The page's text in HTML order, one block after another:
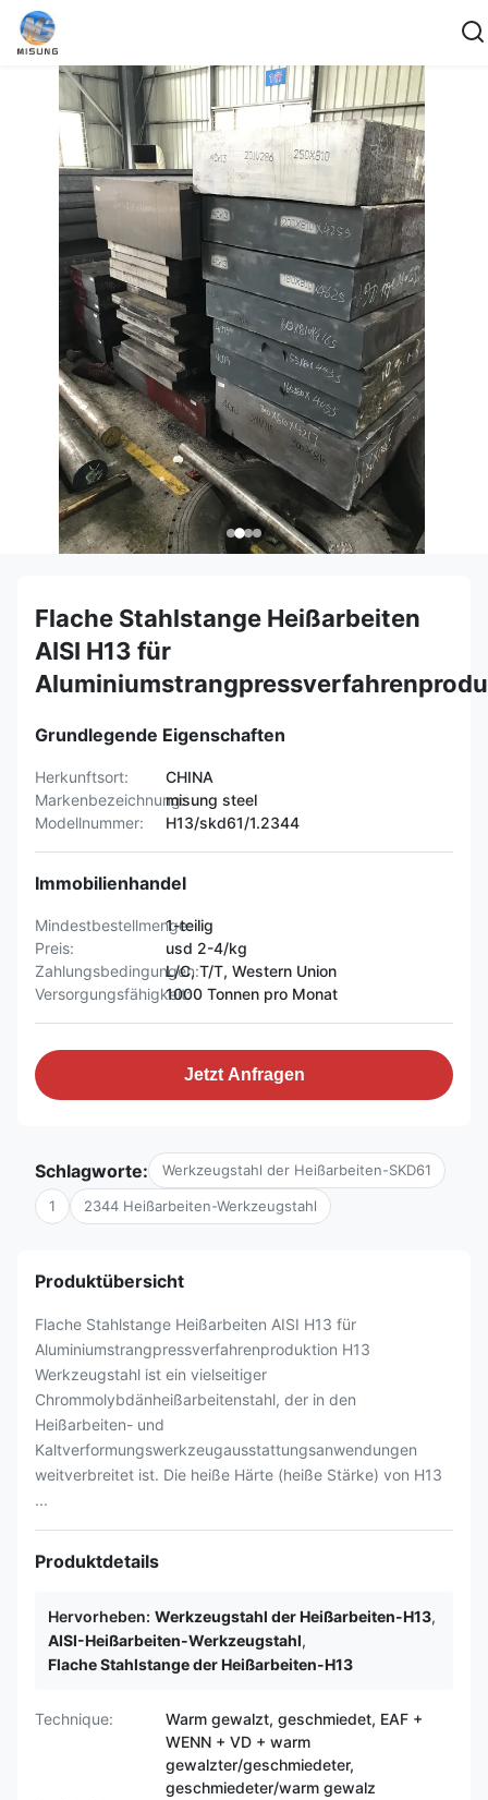
Flache Stahlstange Heißarbeiten
AISI H13 für
Grundlegende Eigenschaften
Herkunftsort:
CHINA
Markenbezeichnung:misung steel
Modellnummer:
H13/skd61/1.2344
Immobilienhandel
Mindestbestellmenge:
1-teilig
Preis:
usd 2-4/kg
Zahlungsbedingungen:L/C, T/T, Western Union
Versorgungsfähigkeit:1000 Tonnen pro Monat
Jetzt Anfragen
Schlagworte: Werkzeugstahl der Heißarbeiten-SKD61
1 2344 Heißarbeiten-Werkzeugstahl
Produktübersicht
Flache Stahlstange Heißarbeiten AISI H13 für
Aluminiumstrangpressverfahrenproduktion H13
Werkzeugstahl ist ein vielseitiger
Chrommolybdänheißarbeitenstahl, der in den
Heißarbeiten- und
Kaltverformungswerkzeugausstattungsanwendungen
weitverbreitet ist. Die heiße Härte (heiße Stärke) von H13
...
Produktdetails
Hervorheben: Werkzeugstahl der Heißarbeiten-H13,
AISI-Heißarbeiten-Werkzeugstahl,
Flache Stahlstange der Heißarbeiten-H13
Technique:
Warm gewalzt, geschmiedet, EAF +
WENN + VD + warm
gewalzter/geschmiedeter,
geschmiedeter/warm gewalz